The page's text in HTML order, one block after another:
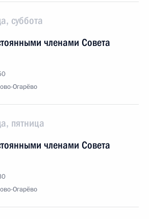
суббота
членами Совета
Огарёво
пятница
членами Совета
Огарёво